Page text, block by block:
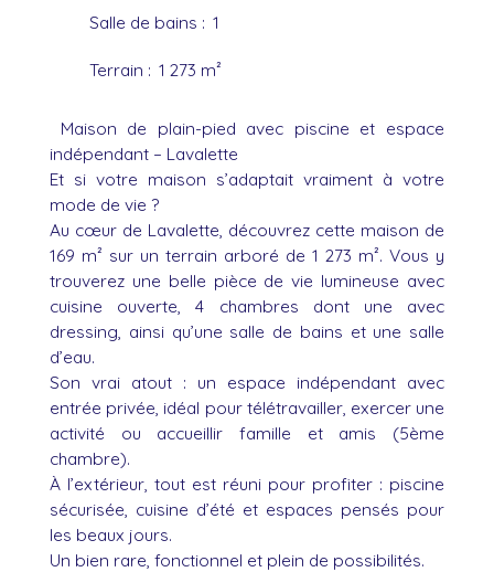
Salle de bains : 1
Terrain : 1 273 m²
Maison de plain-pied avec piscine et espace
indépendant – Lavalette
Et si votre maison s’adaptait vraiment à votre
mode de vie ?
Au cœur de Lavalette, découvrez cette maison de
169 m² sur un terrain arboré de 1 273 m². Vous y
trouverez une belle pièce de vie lumineuse avec
cuisine ouverte, 4 chambres dont une avec
dressing, ainsi qu’une salle de bains et une salle
d’eau.
Son vrai atout : un espace indépendant avec
entrée privée, idéal pour télétravailler, exercer une
activité ou accueillir famille et amis (5ème
chambre).
À l’extérieur, tout est réuni pour profiter : piscine
sécurisée, cuisine d’été et espaces pensés pour
les beaux jours.
Un bien rare, fonctionnel et plein de possibilités.